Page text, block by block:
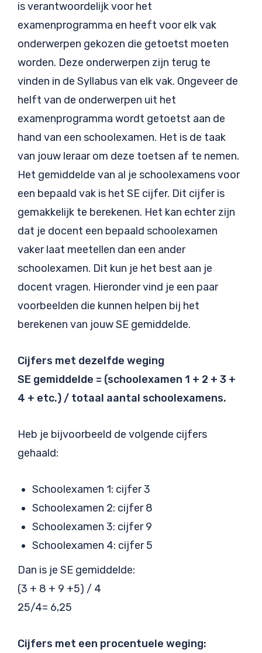
is verantwoordelijk voor het
examenprogramma en heeft voor elk vak
onderwerpen gekozen die getoetst moeten
worden. Deze onderwerpen zijn terug te
vinden in de Syllabus van elk vak. Ongeveer de
helft van de onderwerpen uit het
examenprogramma wordt getoetst aan de
hand van een schoolexamen. Het is de taak
van jouw leraar om deze toetsen af te nemen.
Het gemiddelde van al je schoolexamens voor
een bepaald vak is het SE cijfer. Dit cijfer is
gemakkelijk te berekenen. Het kan echter zijn
dat je docent een bepaald schoolexamen
vaker laat meetellen dan een ander
schoolexamen. Dit kun je het best aan je
docent vragen. Hieronder vind je een paar
voorbeelden die kunnen helpen bij het
berekenen van jouw SE gemiddelde.
Cijfers met dezelfde weging
SE gemiddelde = (schoolexamen 1 + 2 + 3 +
4 + etc.) / totaal aantal schoolexamens.
Heb je bijvoorbeeld de volgende cijfers
gehaald:
Schoolexamen 1: cijfer 3
Schoolexamen 2: cijfer 8
Schoolexamen 3: cijfer 9
Schoolexamen 4: cijfer 5
Dan is je SE gemiddelde:
(3 + 8 + 9 +5) / 4
25/4= 6,25
Cijfers met een procentuele weging: